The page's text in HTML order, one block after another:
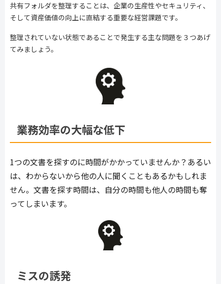
共有フォルダを整理することは、企業の生産性やセキュリティ、
そして資産価値の向上に直結する重要な経営課題です。
整理されていない状態であることで発生する主な問題を３つあげ
てみましょう。
業務効率の大幅な低下
1つの文書を探すのに時間がかかっていませんか？あるい
は、わからないから他の人に聞くこともあるかもしれま
せん。文書を探す時間は、自分の時間も他人の時間も奪
ってしまいます。
ミスの誘発